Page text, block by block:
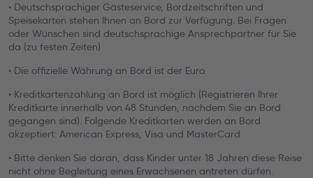
• Deutschsprachiger Gästeservice, Bordzeitschriften und
Speisekarten stehen Ihnen an Bord zur Verfügung. Bei Fragen
oder Wünschen sind deutschsprachige Ansprechpartner für Sie
da (zu festen Zeiten)
• Die offizielle Währung an Bord ist der Euro.
• Kreditkartenzahlung an Bord ist möglich (Registrieren Ihrer
Kreditkarte innerhalb von 48 Stunden, nachdem Sie an Bord
gegangen sind). Folgende Kreditkarten werden an Bord
akzeptiert: American Express, Visa und MasterCard
• Bitte denken Sie daran, dass Kinder unter 18 Jahren diese Reise
nicht ohne Begleitung eines Erwachsenen antreten dürfen.